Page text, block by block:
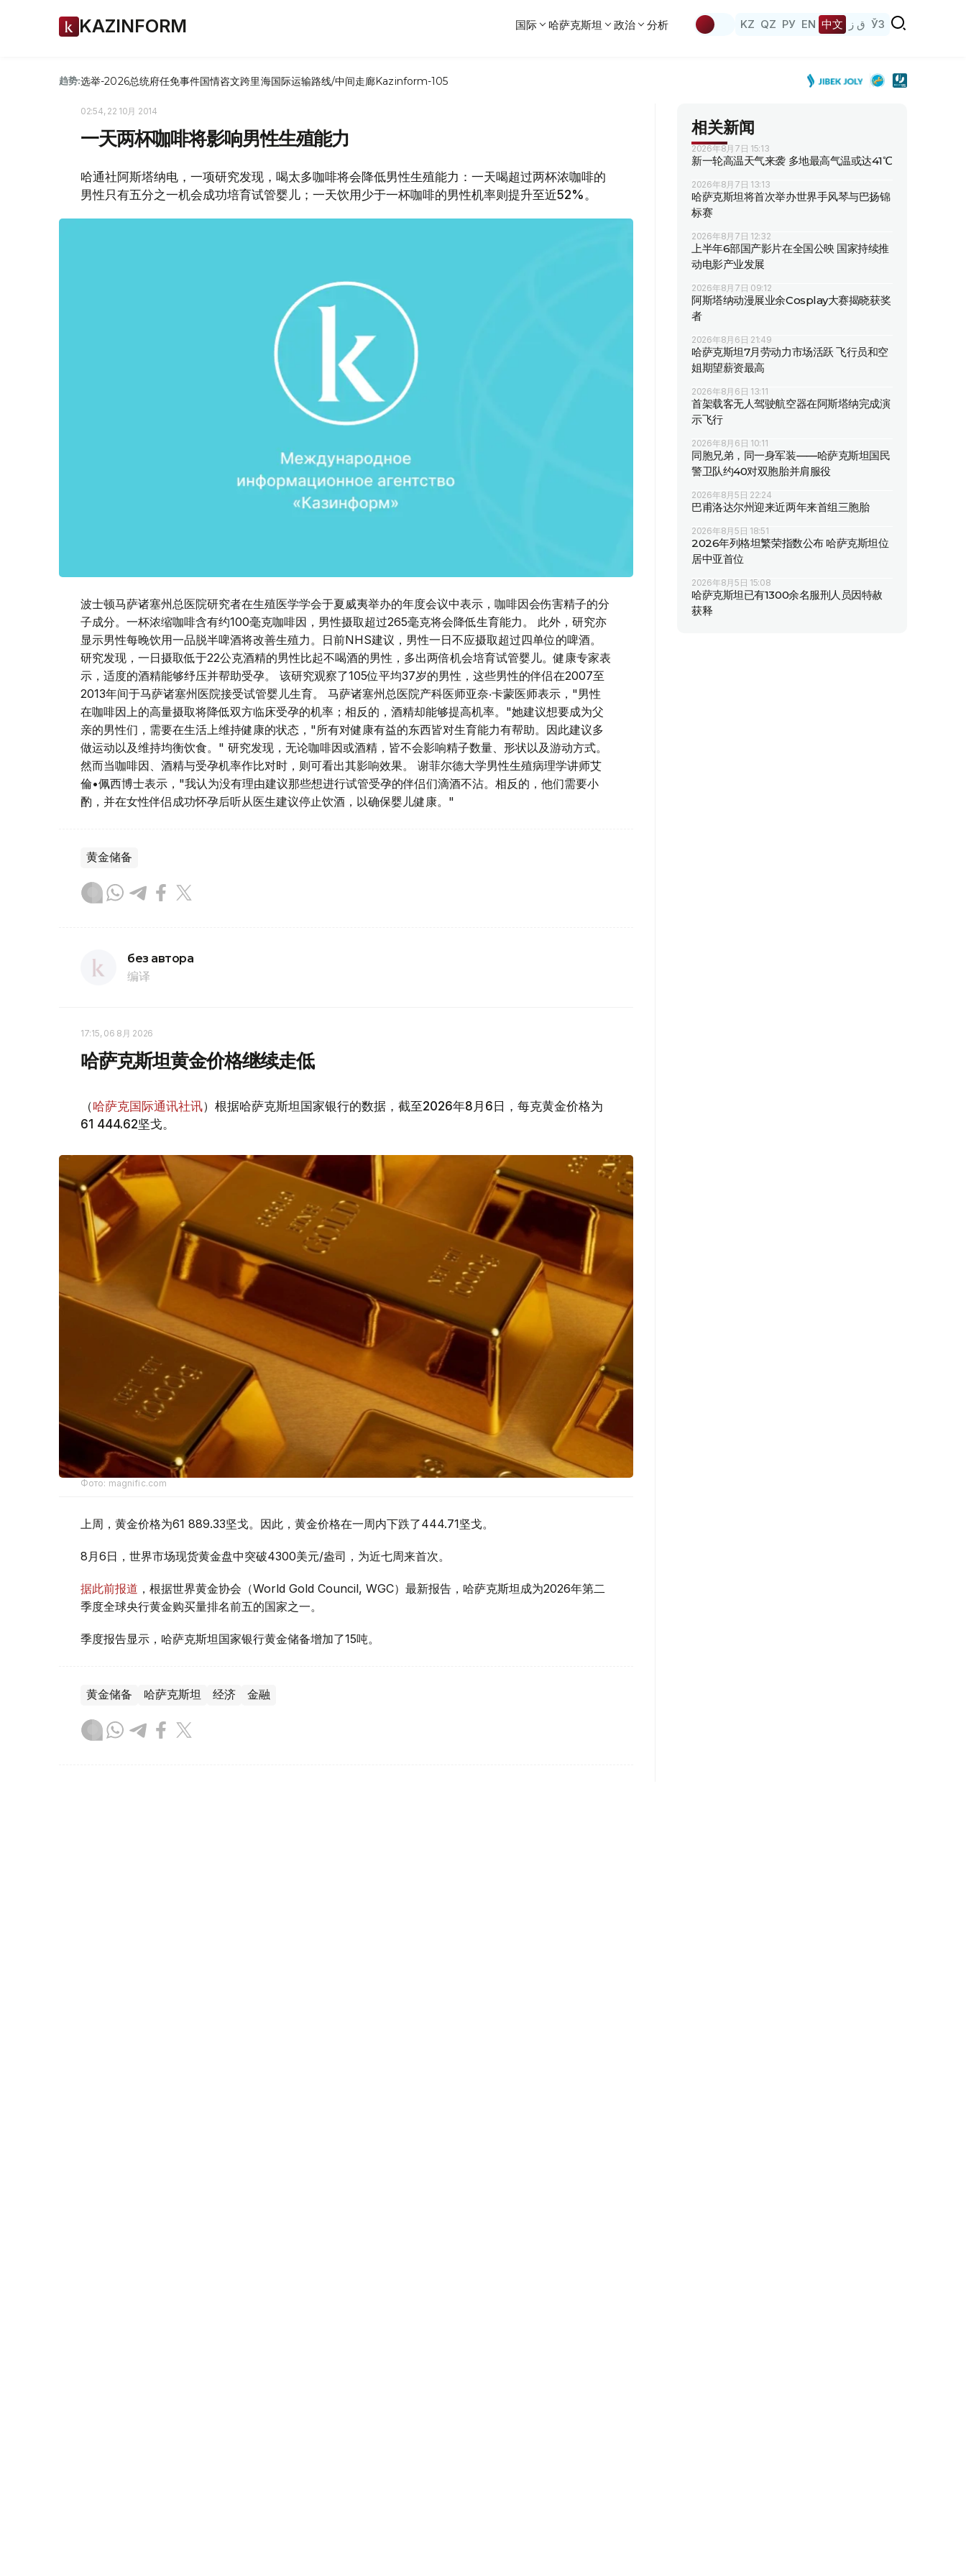
KAZINFORM 国际 哈萨克斯坦 政治 分析 KZ QZ РУ EN 中文 ق ز ЎЗ
趋势:选举-2026总统府任免事件国情咨文跨里海国际运输路线/中间走廊Kazinform-105
02:54, 22 10月 2014
一天两杯咖啡将影响男性生殖能力
哈通社阿斯塔纳电，一项研究发现，喝太多咖啡将会降低男性生殖能力：一天喝超过两杯浓咖啡的
男性只有五分之一机会成功培育试管婴儿；一天饮用少于一杯咖啡的男性机率则提升至近52%。
波士顿马萨诸塞州总医院研究者在生殖医学学会于夏威夷举办的年度会议中表示，咖啡因会伤害精子的分
子成分。一杯浓缩咖啡含有约100毫克咖啡因，男性摄取超过265毫克将会降低生育能力。 此外，研究亦
显示男性每晚饮用一品脱半啤酒将改善生殖力。日前NHS建议，男性一日不应摄取超过四单位的啤酒。
研究发现，一日摄取低于22公克酒精的男性比起不喝酒的男性，多出两倍机会培育试管婴儿。健康专家表
示，适度的酒精能够纾压并帮助受孕。 该研究观察了105位平均37岁的男性，这些男性的伴侣在2007至
2013年间于马萨诸塞州医院接受试管婴儿生育。 马萨诸塞州总医院产科医师亚奈‧卡蒙医师表示，"男性
在咖啡因上的高量摄取将降低双方临床受孕的机率；相反的，酒精却能够提高机率。"她建议想要成为父
亲的男性们，需要在生活上维持健康的状态，"所有对健康有益的东西皆对生育能力有帮助。因此建议多
做运动以及维持均衡饮食。" 研究发现，无论咖啡因或酒精，皆不会影响精子数量、形状以及游动方式。
然而当咖啡因、酒精与受孕机率作比对时，则可看出其影响效果。 谢菲尔德大学男性生殖病理学讲师艾
倫•佩西博士表示，"我认为没有理由建议那些想进行试管受孕的伴侣们滴酒不沾。相反的，他们需要小
酌，并在女性伴侣成功怀孕后听从医生建议停止饮酒，以确保婴儿健康。"
黄金储备
без автора
编译
17:15, 06 8月 2026
哈萨克斯坦黄金价格继续走低
（哈萨克国际通讯社讯）根据哈萨克斯坦国家银行的数据，截至2026年8月6日，每克黄金价格为
61 444.62坚戈。
Фото: magnific.com
上周，黄金价格为61 889.33坚戈。因此，黄金价格在一周内下跌了444.71坚戈。
8月6日，世界市场现货黄金盘中突破4300美元/盎司，为近七周来首次。
据此前报道 ，根据世界黄金协会（World Gold Council, WGC）最新报告，哈萨克斯坦成为2026年第二
季度全球央行黄金购买量排名前五的国家之一。
季度报告显示，哈萨克斯坦国家银行黄金储备增加了15吨。
黄金储备 哈萨克斯坦 经济 金融
相关新闻
2026年8月7日 15:13
新一轮高温天气来袭 多地最高气温或达41℃
2026年8月7日 13:13
哈萨克斯坦将首次举办世界手风琴与巴扬锦
标赛
2026年8月7日 12:32
上半年6部国产影片在全国公映 国家持续推
动电影产业发展
2026年8月7日 09:12
阿斯塔纳动漫展业余Cosplay大赛揭晓获奖
者
2026年8月6日 21:49
哈萨克斯坦7月劳动力市场活跃 飞行员和空
姐期望薪资最高
2026年8月6日 13:11
首架载客无人驾驶航空器在阿斯塔纳完成演
示飞行
2026年8月6日 10:11
同胞兄弟，同一身军装——哈萨克斯坦国民
警卫队约40对双胞胎并肩服役
2026年8月5日 22:24
巴甫洛达尔州迎来近两年来首组三胞胎
2026年8月5日 18:51
2026年列格坦繁荣指数公布 哈萨克斯坦位
居中亚首位
2026年8月5日 15:08
哈萨克斯坦已有1300余名服刑人员因特赦
获释